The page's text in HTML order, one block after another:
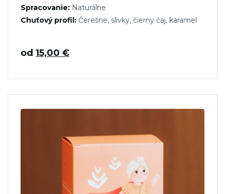
Spracovanie: Naturálne
Chuťový profil: Čerešne, slivky, čierny čaj, karamel
od 15,00 €